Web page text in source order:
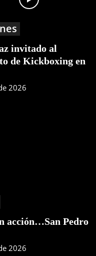
invitado al
de Kickboxing en
2026
acción…San Pedro
2026